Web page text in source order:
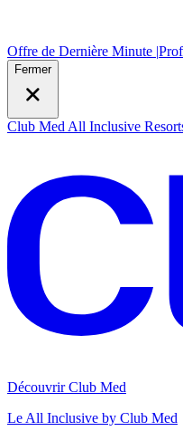
Offre de Dernière Minute |
Fermer
Club Med All Inclusive
Découvrir Club Med
Le All Inclusive by Club Med